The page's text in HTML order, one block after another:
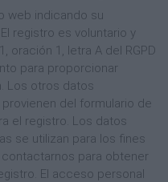
web indicando su
registro es voluntario y
oración 1, letra A del RGPD
para proporcionar
Los otros datos
del formulario de
el registro. Los datos
se utilizan para los fines
para obtener
El acceso personal